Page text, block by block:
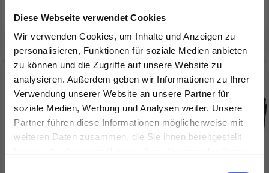
Diese Webseite verwendet Cookies
Wir verwenden Cookies, um Inhalte und Anzeigen zu
personalisieren, Funktionen für soziale Medien anbieten
zu können und die Zugriffe auf unsere Website zu
analysieren. Außerdem geben wir Informationen zu Ihrer
Verwendung unserer Website an unsere Partner für
soziale Medien, Werbung und Analysen weiter. Unsere
Partner führen diese Informationen möglicherweise mit
weiteren Daten zusammen, die Sie ihnen bereitgestellt
In den Warenkorb In den Warenkorb
9% Rabatt 10% Rabatt
Spare bis zu 50%